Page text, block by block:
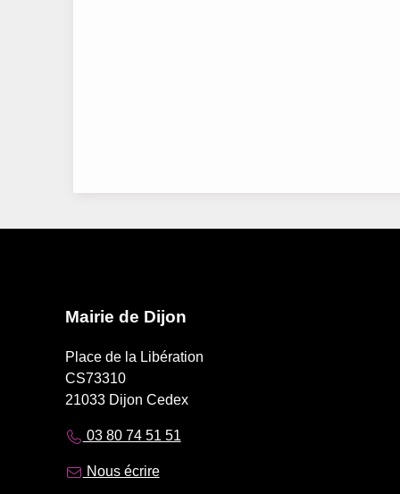
Mairie de Dijon
Place de la Libération
CS73310
21033 Dijon Cedex
03 80 74 51 51
Nous écrire